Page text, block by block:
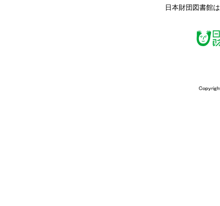
日本財団図書館